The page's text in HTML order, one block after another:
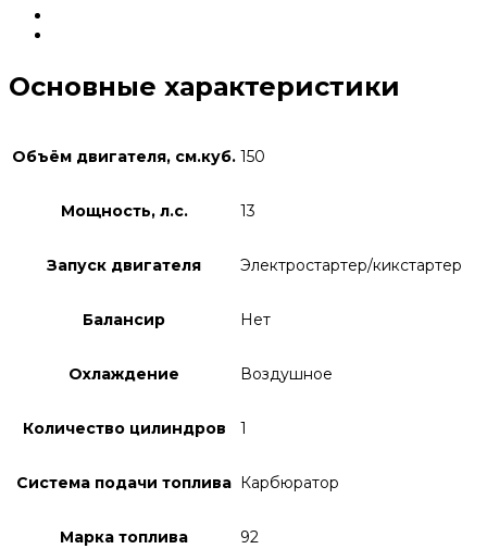
Основные характеристики
Объём двигателя, см.куб. 150
Мощность, л.с. 13
Запуск двигателя Электростартер/кикстартер
Балансир Нет
Охлаждение Воздушное
Количество цилиндров 1
Система подачи топлива Карбюратор
Марка топлива 92